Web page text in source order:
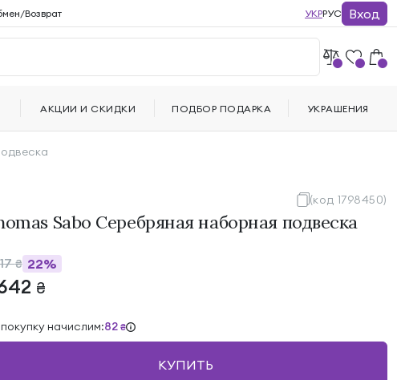
(код 1798450)
Sabo Серебряная наборная подвеска
₴ 22%
₴
начислим:82 ₴
КУПИТЬ
Возврат УКРРУС Вход
АКЦИИ И СКИДКИ ПОДБОР ПОДАРКА УКРАШЕНИЯ